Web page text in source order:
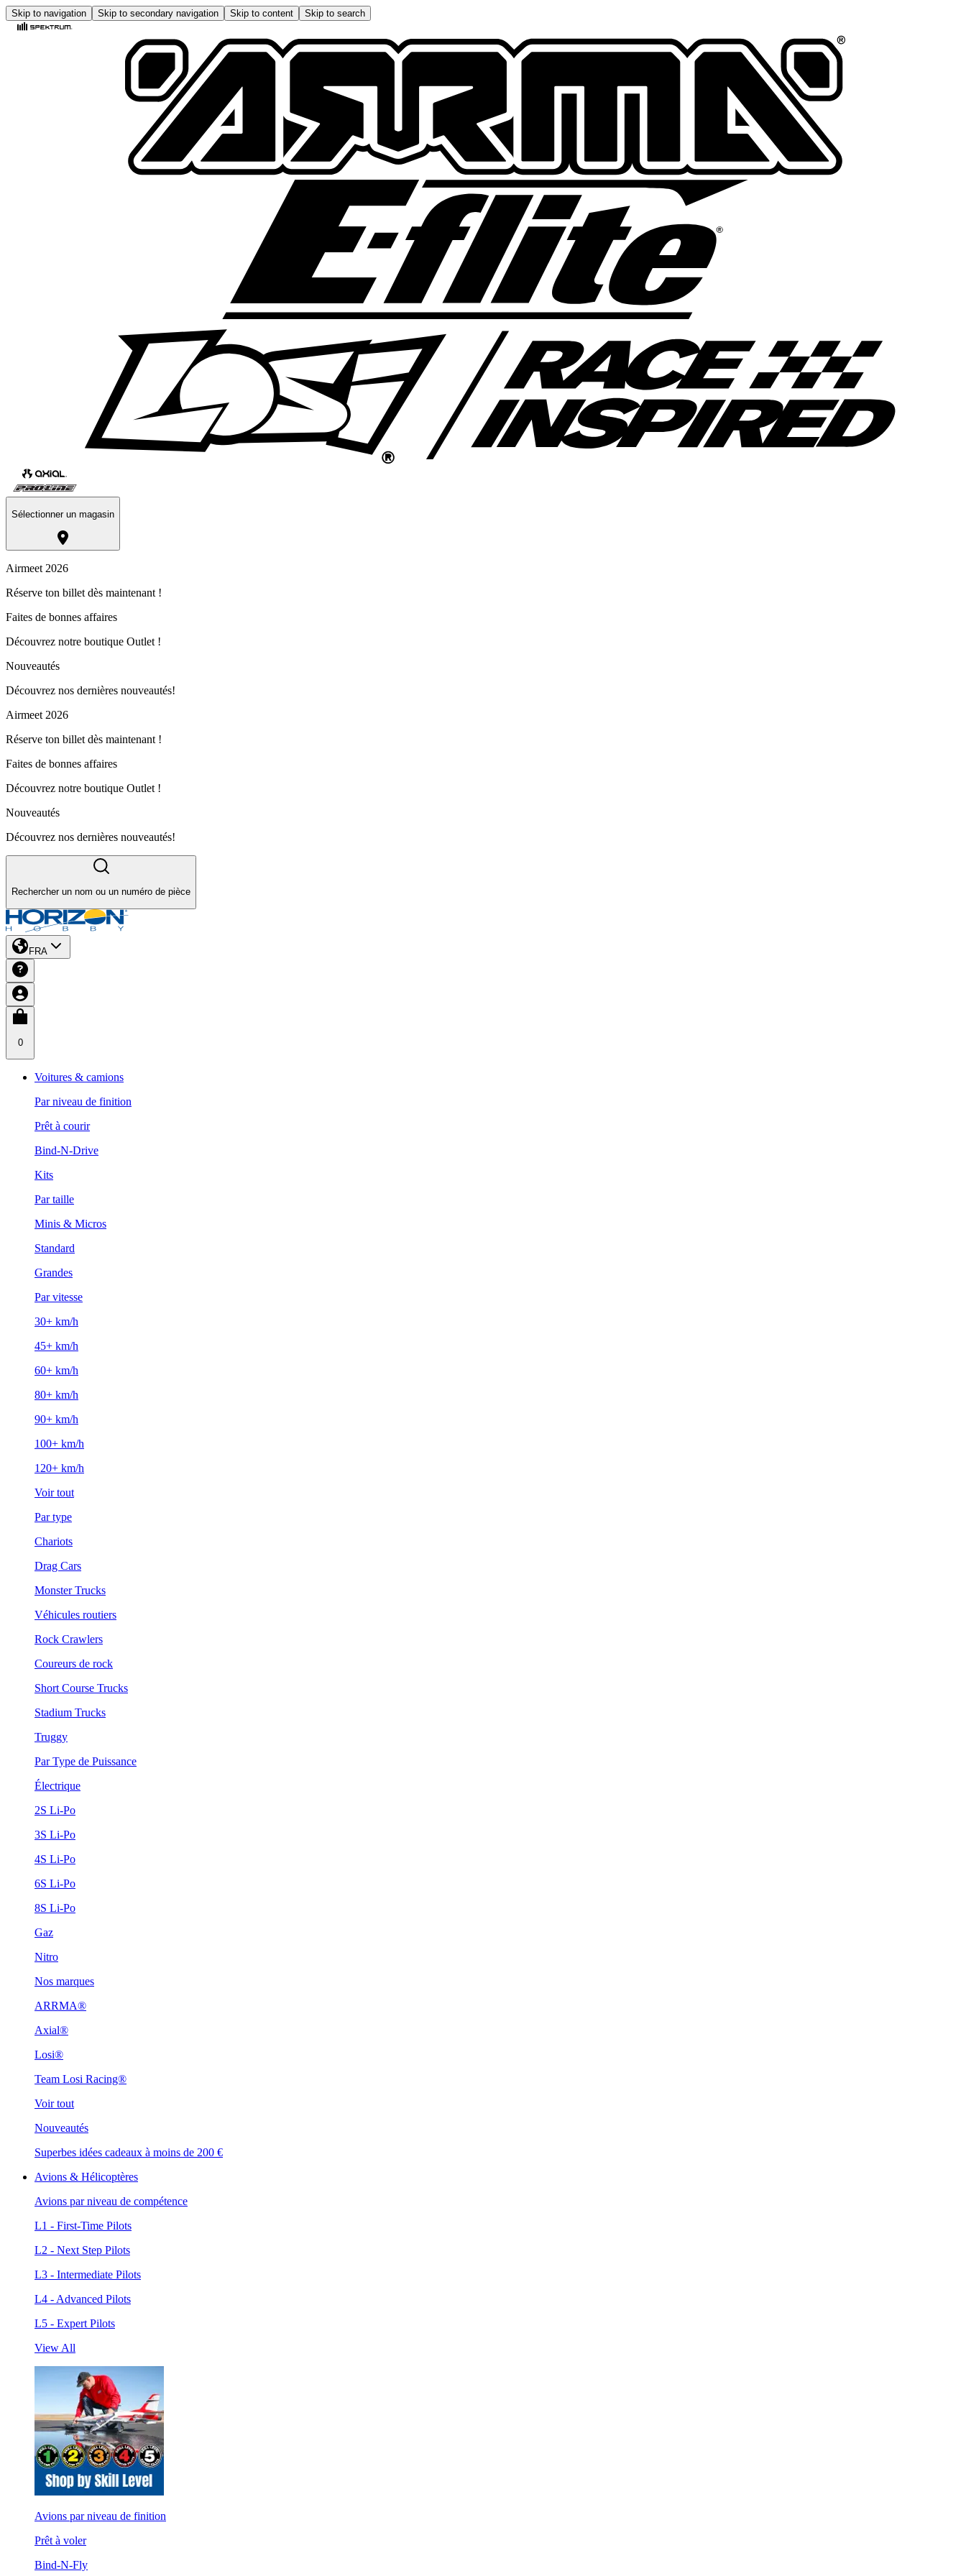
Skip to navigation Skip to secondary navigation Skip to content Skip to search
Sélectionner un magasin
Airmeet 2026
Réserve ton billet dès maintenant !
Faites de bonnes affaires
Découvrez notre boutique Outlet !
Nouveautés
Découvrez nos dernières nouveautés!
Airmeet 2026
Réserve ton billet dès maintenant !
Faites de bonnes affaires
Découvrez notre boutique Outlet !
Nouveautés
Découvrez nos dernières nouveautés!
Rechercher un nom ou un numéro de pièce
FRA
0
Voitures & camions
Par niveau de finition
Prêt à courir
Bind-N-Drive
Kits
Par taille
Minis & Micros
Standard
Grandes
Par vitesse
30+ km/h
45+ km/h
60+ km/h
80+ km/h
90+ km/h
100+ km/h
120+ km/h
Voir tout
Par type
Chariots
Drag Cars
Monster Trucks
Véhicules routiers
Rock Crawlers
Coureurs de rock
Short Course Trucks
Stadium Trucks
Truggy
Par Type de Puissance
Électrique
2S Li-Po
3S Li-Po
4S Li-Po
6S Li-Po
8S Li-Po
Gaz
Nitro
Nos marques
ARRMA®
Axial®
Losi®
Team Losi Racing®
Voir tout
Nouveautés
Superbes idées cadeaux à moins de 200 €
Avions & Hélicoptères
Avions par niveau de compétence
L1 - First-Time Pilots
L2 - Next Step Pilots
L3 - Intermediate Pilots
L4 - Advanced Pilots
L5 - Expert Pilots
View All
Avions par niveau de finition
Prêt à voler
Bind-N-Fly